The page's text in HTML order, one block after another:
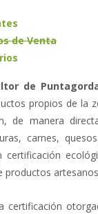
de Venta
de
propios de la
de manera
carnes,
certificación
productos
certificación